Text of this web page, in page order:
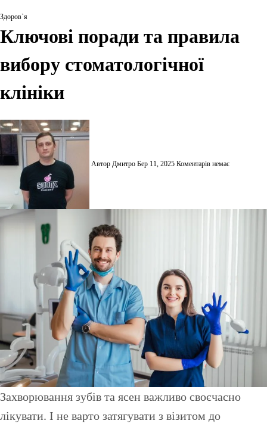
Здоров`я
Ключові поради та правила
вибору стоматологічної
клініки
Автор Дмитро Бер 11, 2025 Коментарів немає
Захворювання зубів та ясен важливо своєчасно
лікувати. І не варто затягувати з візитом до